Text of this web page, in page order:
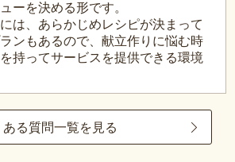
ーを決める形です。
は、あらかじめレシピが決まって
ンもあるので、献立作りに悩む時
持ってサービスを提供できる環境
ある質問一覧を見る